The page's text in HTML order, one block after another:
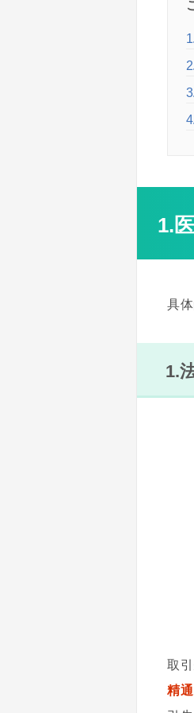
1.
具
1.
取
精